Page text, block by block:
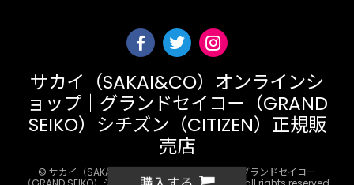
サカイ（SAKAI&CO）オンラインシ
ョップ｜グランドセイコー（GRAND
SEIKO）シチズン（CITIZEN）正規販
売店
© サカイ（SAKAI&CO）オンラインショップ｜グランドセイコー